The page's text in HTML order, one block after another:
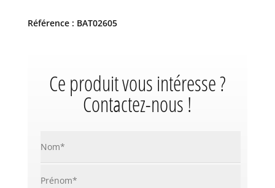
Référence : BAT02605
Ce produit vous intéresse ?
Contactez-nous !